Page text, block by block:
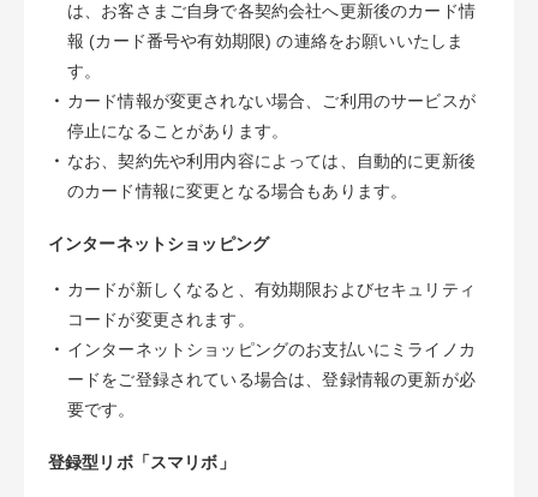
は、お客さまご自身で各契約会社へ更新後のカード情
報 (カード番号や有効期限) の連絡をお願いいたしま
す。
・ カード情報が変更されない場合、ご利用のサービスが
停止になることがあります。
・ なお、契約先や利用内容によっては、自動的に更新後
のカード情報に変更となる場合もあります。
インターネットショッピング
・ カードが新しくなると、有効期限およびセキュリティ
コードが変更されます。
・ インターネットショッピングのお支払いにミライノカ
ードをご登録されている場合は、登録情報の更新が必
要です。
登録型リボ「スマリボ」